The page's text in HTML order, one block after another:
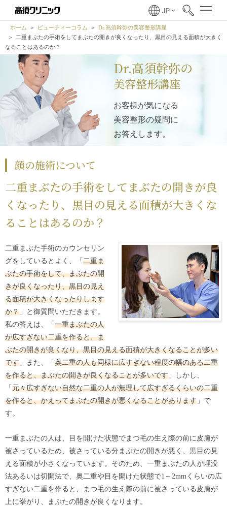
ホーム ビューティーコラム
Dr.高須幹弥の美容整形講座
二重まぶたの手術をしてまぶたの開きが良くなったり、黒目の見える面積が大きく
なることはあるのか？
Dr.高須幹弥の
美容整形講座
お客様が気になる
美容整形の疑問に
お答えします。
顔の施術について
二重まぶたの手術をしてまぶたの開きが良
くなったり、黒目の見える面積が大きくな
ることはあるのか？
二重まぶた手術のカウンセリン
グをしているとよく、「 二重ま
ぶたの手術をして、まぶたの開
きが良くなったり、黒目の見え
る面積が大きくなったりします
か？ 」と御質問いただきます。
私の答えは、「 一重まぶたの人
が広すぎない二重を作ると、ま
ぶたの開きが良くなり、黒目の見える面積が大きくなることが多い
です 」また、「 奥二重の人も同様に広すぎない程度の幅のある二重
を作ると、まぶたの開きが良くなることが多いです 」しかし、
「 元々広すぎない自然な二重の人が無理して広すぎるくらいの二重
を作ると、かえってまぶたの開きが悪くなることがあります 」で
す。
一重まぶたの人は、目を開けた状態でまつ毛の生え際の前に皮膚が
被さっているため、被さっている分まぶたの開きが悪く、黒目の見
える面積が小さくなっています。そのため、一重まぶたの人が埋没
法あるいは切開法で、奥二重や目を開けた状態で1～2mmくらいの広
すぎない二重を作ると、まつ毛の生え際の前に被さっている皮膚が
上に挙がり、まぶたの開きが良くなります。